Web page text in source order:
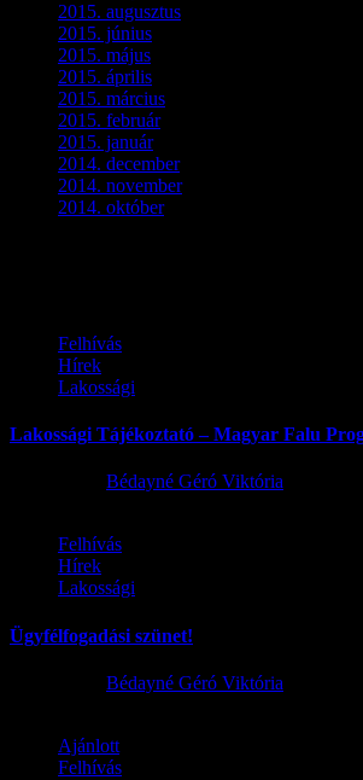
2015. augusztus
2015. június
2015. május
2015. április
2015. március
2015. február(2)
2015. január(5)
2014. december(4)
2014. november(1)
2014. október(2)
Felhívás
Hírek
Lakossági
Lakossági Tájékoztató – Magyar Falu
Bédayné Géró Viktória
Felhívás
Hírek
Lakossági
Ügyfélfogadási szünet!
Bédayné Géró Viktória
Ajánlott
Felhívás